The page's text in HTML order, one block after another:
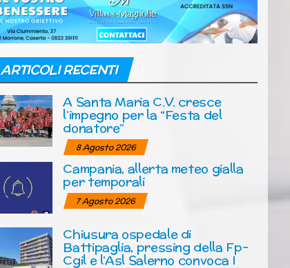
ARTICOLI RECENTI
A Santa Maria C.V. cresce
l’impegno per la “Festa del
donatore”
8 Agosto 2026
Campania, allerta meteo gialla
per temporali
7 Agosto 2026
Chiusura ospedale di
Battipaglia, pressing della Fp-
Cgil e l’Asl Salerno convoca I